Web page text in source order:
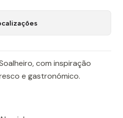
com inspiração
e gastronómico.